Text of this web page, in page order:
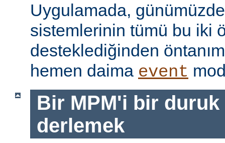
Uygulamada,
sistemlerinin tümü bu iki
desteklediğinden
hemen daima event
Bir MPM'i bir
derlemek